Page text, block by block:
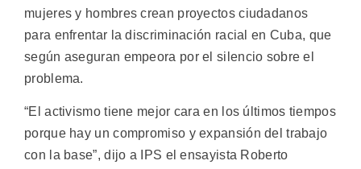
mujeres y hombres crean proyectos ciudadanos
para enfrentar la discriminación racial en Cuba, que
según aseguran empeora por el silencio sobre el
problema.
“El activismo tiene mejor cara en los últimos tiempos
porque hay un compromiso y expansión del trabajo
con la base”, dijo a IPS el ensayista Roberto